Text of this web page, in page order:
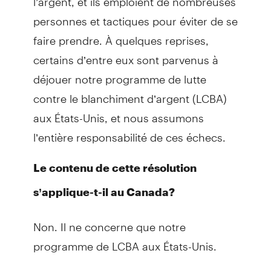
personnes et tactiques pour éviter de se
faire prendre. À quelques reprises,
certains d’entre eux sont parvenus à
déjouer notre programme de lutte
contre le blanchiment d’argent (LCBA)
aux États-Unis, et nous assumons
l’entière responsabilité de ces échecs.
Le contenu de cette résolution
s’applique-t-il au Canada?
Non. Il ne concerne que notre
programme de LCBA aux États-Unis.